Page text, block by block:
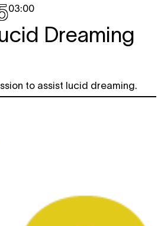
03:00
Dreaming
to assist lucid dreaming.